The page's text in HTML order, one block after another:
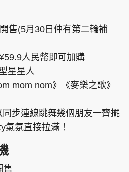
星島環球 The Standard
EDUPLUS
售(5月30日仲有第二輪補
人民幣即可加購
星星人
mom nom》《麥樂之歌》
步連線跳舞幾個朋友一齊擺
氣氛直接拉滿！
售